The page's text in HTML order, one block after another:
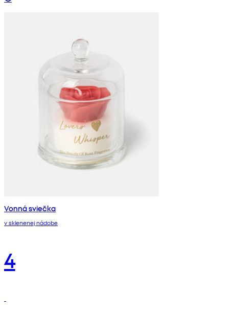
Vonná sviečka
v sklenenej nádobe
4